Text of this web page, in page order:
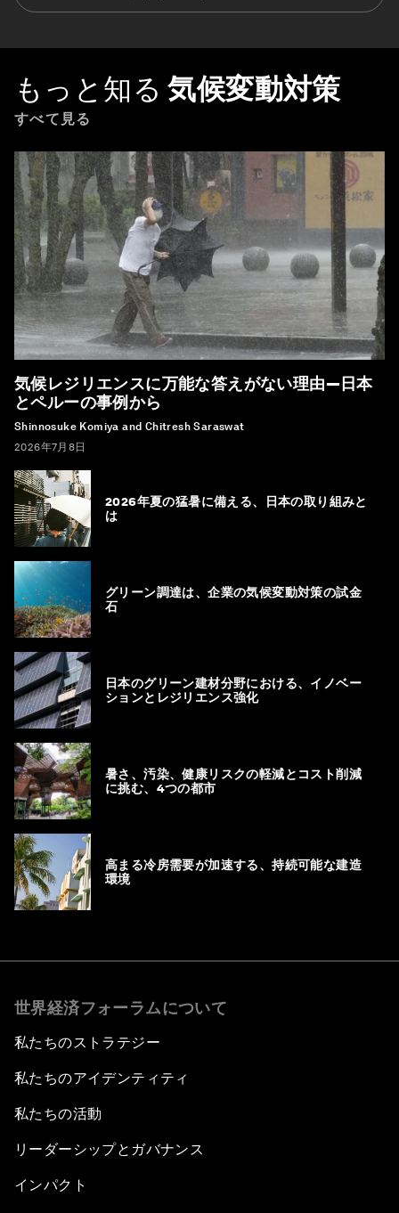
もっと知る 気候変動対策
すべて見る
気候レジリエンスに万能な答えがない理由―日本
とペルーの事例から
Shinnosuke Komiya and Chitresh Saraswat
2026年7月8日
2026年夏の猛暑に備える、日本の取り組みと
は
グリーン調達は、企業の気候変動対策の試金
石
日本のグリーン建材分野における、イノベー
ションとレジリエンス強化
暑さ、汚染、健康リスクの軽減とコスト削減
に挑む、4つの都市
高まる冷房需要が加速する、持続可能な建造
環境
世界経済フォーラムについて
私たちのストラテジー
私たちのアイデンティティ
私たちの活動
リーダーシップとガバナンス
インパクト